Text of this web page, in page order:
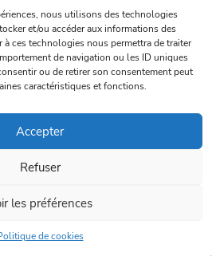
nous utilisons des technologies
et/ou accéder aux informations des
ces technologies nous permettra de traiter
de navigation ou les ID uniques
ou de retirer son consentement peut
caractéristiques et fonctions.
Accepter
Refuser
les préférences
de cookies